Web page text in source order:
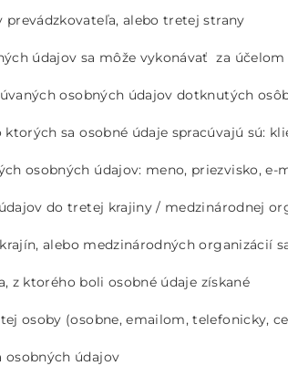
prevádzkovateľa, alebo tretej strany
údajov sa môže vykonávať za
osobných údajov dotknutých
ktorých sa osobné údaje spracúvajú sú:
osobných údajov: meno, priezvisko,
do tretej krajiny / medzinárodnej
alebo medzinárodných organizácií
z ktorého boli osobné údaje získané
osoby (osobne, emailom, telefonicky,
osobných údajov